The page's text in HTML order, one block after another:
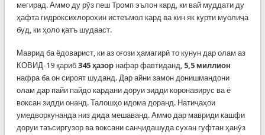
мегирад. Аммо ду рӯз пеш Тромп эълон кард, ки вай муддати ду
ҳафта гидроксихлорохин истеъмол кард ва кин як курти муолиҷа
буд, ки ҳоло қатъ шудааст.
Маврид ба ёдоварист, ки аз оғози ҳамагирӣ то кунун дар олам аз
КОВИД-19 қариб 345 ҳазорнафар фавтиданд, 5,5 миллион
нафра ба он сироят шуданд. Дар айни замон донишмандони
олам дар пайи пайдо кардани доруи зидди коронавирус ва ё
воксан зидди онанд. Талошҳо идома доранд. Натиҷаҳои
умедворкунанда низ дида мешаванд. Аммо дар мавриди кашфи
доруи таъсиргузор ва воксани санҷидашуда сухан гуфтан ҳанӯз